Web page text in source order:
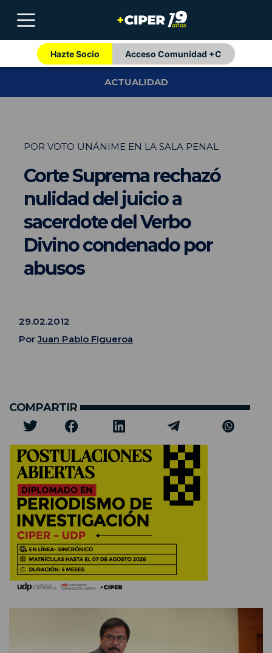
Hazte Socio Acceso Comunidad +C
ACTUALIDAD
POR VOTO UNÁNIME EN LA SALA PENAL
Corte Suprema rechazó
nulidad del juicio a
sacerdote del Verbo
Divino condenado por
abusos
29.02.2012
PorJuan Pablo Figueroa
COMPARTIR